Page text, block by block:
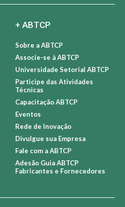
+ ABTCP
Sobre a ABTCP
Associe-se à ABTCP
Universidade Setorial ABTCP
Participe das Atividades
Técnicas
Capacitação ABTCP
Eventos
Rede de Inovação
Divulgue sua Empresa
Fale com a ABTCP
Adesão Guia ABTCP
Fabricantes e Fornecedores